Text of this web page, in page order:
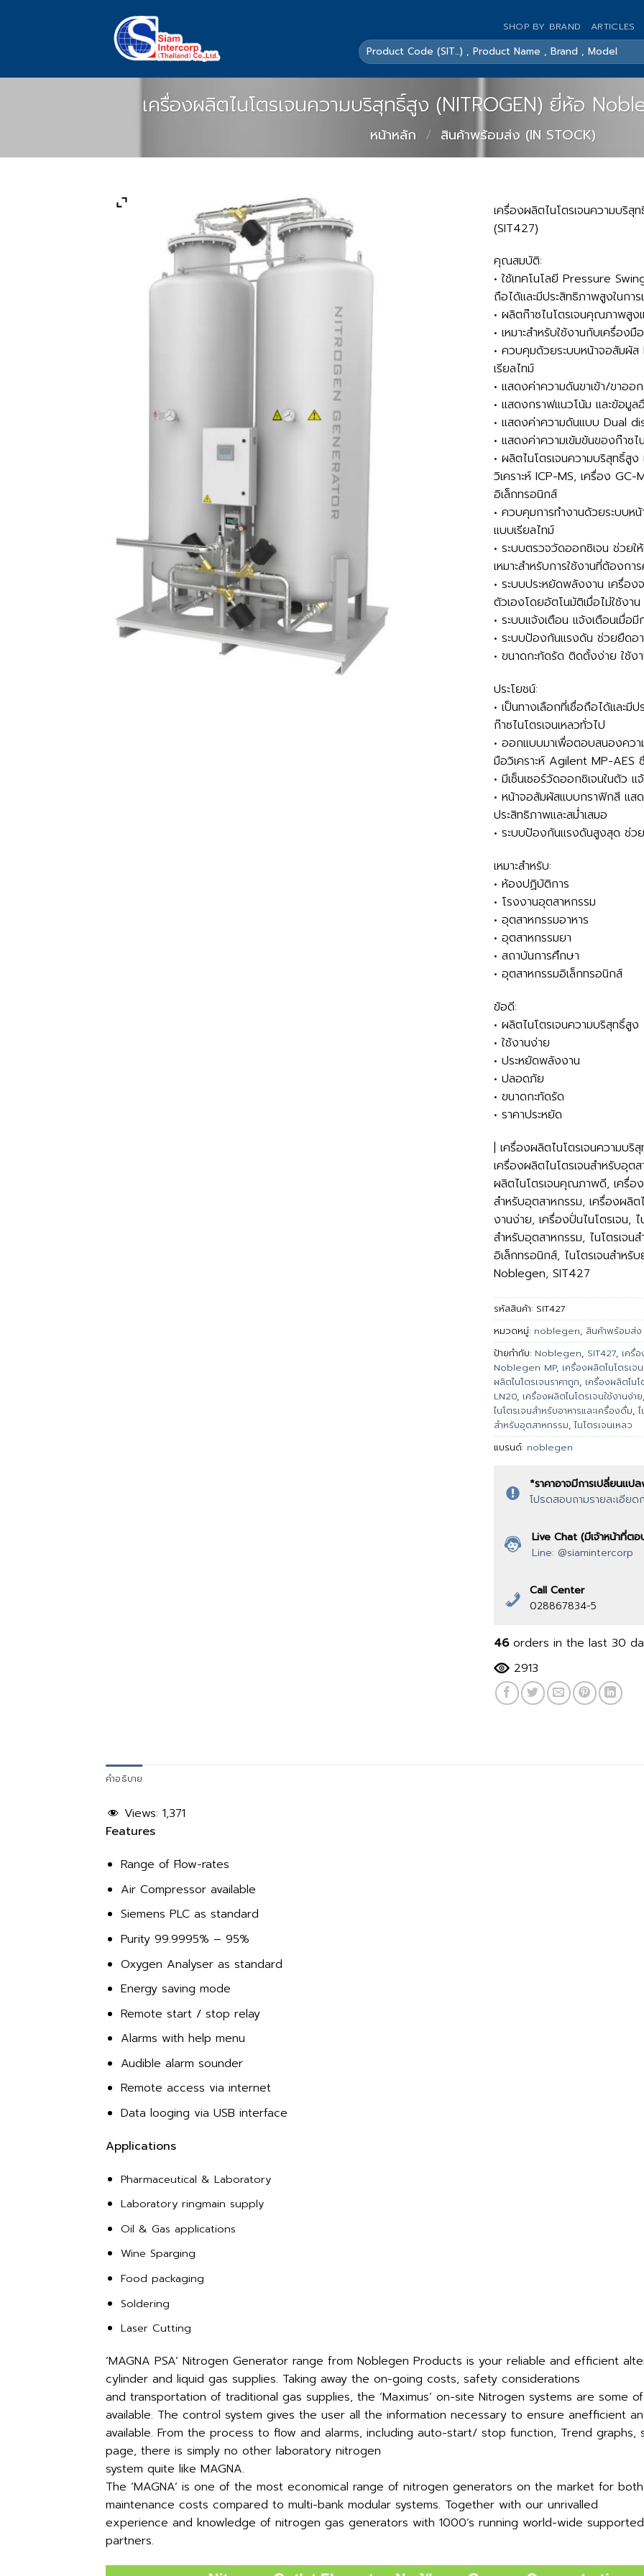
SHOP BY BRAND ARTICLES
ค้นหา:
เครื่องผลิตไนโตรเจนความบริสุทธิ์สูง (NITROGEN) ยี่ห้อ
หน้าหลัก / สินค้าพร้อมส่ง (IN STOCK)
เครื่องผลิตไนโตรเจนความบริ
(SIT427)
คุณสมบัติ:
• ใช้เทคโนโลยี Pressure
ถือได้และมีประสิทธิภาพสูงในกา
• ผลิตก๊าซไนโตรเจนคุณภาพสูง
• เหมาะสำหรับใช้งานกับเครื่อง
• ควบคุมด้วยระบบหน้าจอสัมผั
เรียลไทม์
• แสดงค่าความดันขาเข้า/ขาออก
• แสดงกราฟแนวโน้ม และข้อมู
• แสดงค่าความดันแบบ Dual
• แสดงค่าความเข้มข้นของก๊าซไ
• ผลิตไนโตรเจนความบริสุทธิ์สูง
วิเคราะห์ ICP-MS, เครื่อง
อิเล็กทรอนิกส์
• ควบคุมการทำงานด้วยระบบห
แบบเรียลไทม์
• ระบบตรวจวัดออกซิเจน ช่วยใ
เหมาะสำหรับการใช้งานที่ต้องกา
• ระบบประหยัดพลังงาน เครื่อง
ตัวเองโดยอัตโนมัติเมื่อไม่ใช้ง
• ระบบแจ้งเตือน แจ้งเตือนเมื่อมี
• ระบบป้องกันแรงดัน ช่วยยืดอ
• ขนาดกะทัดรัด ติดตั้งง่าย ใช้ง
ประโยชน์:
• เป็นทางเลือกที่เชื่อถือได้และมี
ก๊าซไนโตรเจนเหลวทั่วไป
• ออกแบบมาเพื่อตอบสนองคว
มือวิเคราะห์ Agilent MP-AES
• มีเซ็นเซอร์วัดออกซิเจนในตัว
• หน้าจอสัมผัสแบบกราฟิกสี แส
ประสิทธิภาพและสม่ำเสมอ
• ระบบป้องกันแรงดันสูงสุด ช่ว
เหมาะสำหรับ:
• ห้องปฏิบัติการ
• โรงงานอุตสาหกรรม
• อุตสาหกรรมอาหาร
• อุตสาหกรรมยา
• สถาบันการศึกษา
• อุตสาหกรรมอิเล็กทรอนิกส์
ข้อดี:
• ผลิตไนโตรเจนความบริสุทธิ์สูง
• ใช้งานง่าย
• ประหยัดพลังงาน
• ปลอดภัย
• ขนาดกะทัดรัด
• ราคาประหยัด
| เครื่องผลิตไนโตรเจนความบริ
เครื่องผลิตไนโตรเจนสำหรับอุต
ผลิตไนโตรเจนคุณภาพดี, เครื่อง
สำหรับอุตสาหกรรม, เครื่องผลิต
งานง่าย, เครื่องปั่นไนโตรเจน,
สำหรับอุตสาหกรรม, ไนโตรเจน
อิเล็กทรอนิกส์, ไนโตรเจนสำหรั
Noblegen, SIT427
รหัสสินค้า: SIT427
หมวดหมู่: noblegen, สินค้าพร้อมส่
ป้ายกำกับ: Noblegen, SIT427, เครื่
Noblegen MP, เครื่องผลิตไนโตรเ
ผลิตไนโตรเจนราคาถูก, เครื่องผลิตไน
LN20, เครื่องผลิตไนโตรเจนใช้งานง่าย
ไนโตรเจนสำหรับอาหารและเครื่องดื่ม,
สำหรับอุตสาหกรรม,ไนโตรเจนเหลว
แบรนด์: noblegen
*ราคาอาจมีการเปลี่ยนแป
โปรดสอบถามรายละเอีย
Live Chat (มีเจ้าหน้าที่ต
Line: @siamintercorp
Call Center
028867834-5
46orders in the last 30
2913
คำอธิบาย
Views: 1,371
Features
Range of Flow-rates
Air Compressor available
Siemens PLC as standard
Purity 99.9995% – 95%
Oxygen Analyser as standard
Energy saving mode
Remote start / stop relay
Alarms with help menu
Audible alarm sounder
Remote access via internet
Data looging via USB interface
Applications
Pharmaceutical & Laboratory
Laboratory ringmain supply
Oil & Gas applications
Wine Sparging
Food packaging
Soldering
Laser Cutting
‘MAGNA PSA’ Nitrogen Generator range from Noblegen Products is your reliable and efficient
cylinder and liquid gas supplies. Taking away the on-going costs, safety considerations
and transportation of traditional gas supplies, the ‘Maximus’ on-site Nitrogen systems are some
available. The control system gives the user all the information necessary to ensure anefficient
available. From the process to flow and alarms, including auto-start/ stop function, Trend
page, there is simply no other laboratory nitrogen
system quite like MAGNA.
The ‘MAGNA’ is one of the most economical range of nitrogen generators on the market for
maintenance costs compared to multi-bank modular systems. Together with our unrivalled
experience and knowledge of nitrogen gas generators with 1000’s running world-wide
partners.